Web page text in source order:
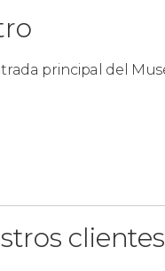
principal del
clientes